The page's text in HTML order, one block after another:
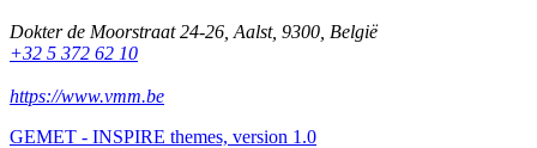
Dokter de Moorstraat 24-26 Aalst, 9300 België
+32 5 372 62 10
https://www.vmm.be
GEMET - INSPIRE themes, version 1.0